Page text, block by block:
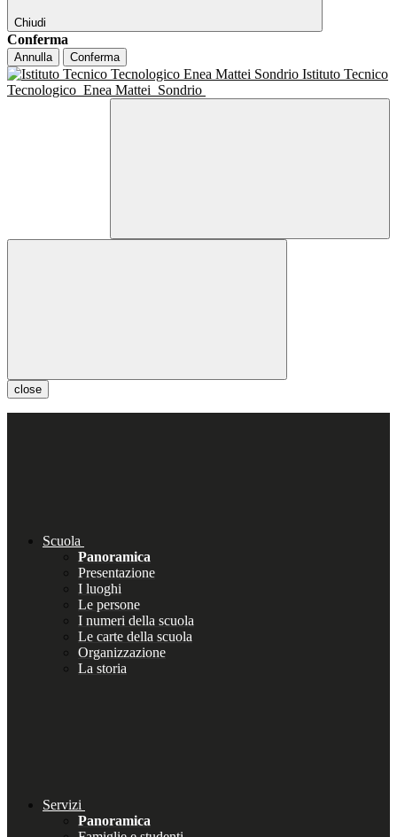
Chiudi
Conferma
Annulla Conferma
Istituto Tecnico
Tecnologico Enea Mattei Sondrio
close
Scuola
Panoramica
Presentazione
I luoghi
Le persone
I numeri della scuola
Le carte della scuola
Organizzazione
La storia
Servizi
Panoramica